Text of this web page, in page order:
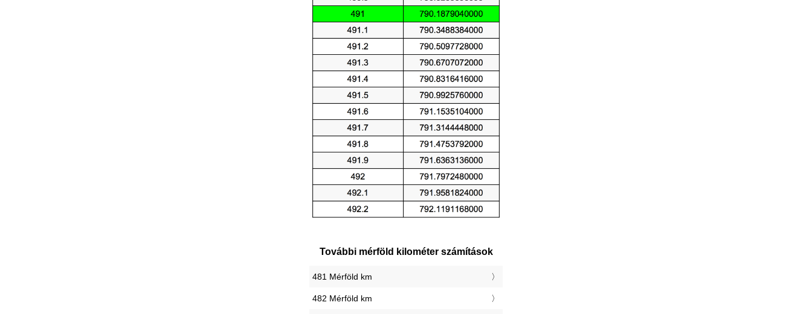
További mérföld kilométer számítások
481 Mérföld km
482 Mérföld km